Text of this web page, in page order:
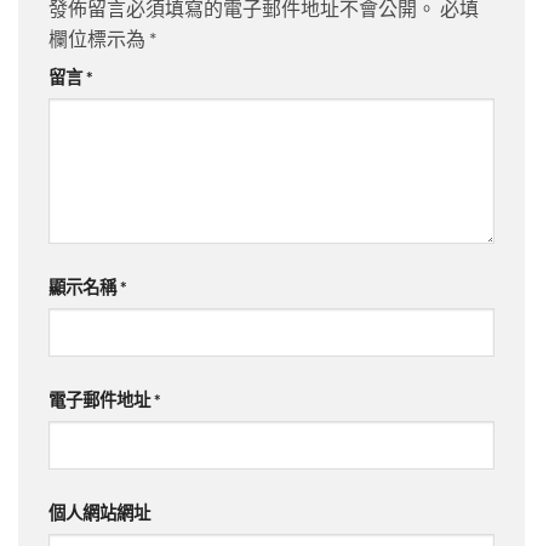
發佈留言必須填寫的電子郵件地址不會公開。 必填
欄位標示為 *
留言*
顯示名稱*
電子郵件地址*
個人網站網址